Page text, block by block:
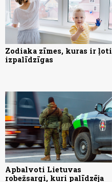
Zodiaka zīmes, kuras ir ļoti
izpalīdzīgas
Apbalvoti Lietuvas
robežsargi, kuri palīdzēja